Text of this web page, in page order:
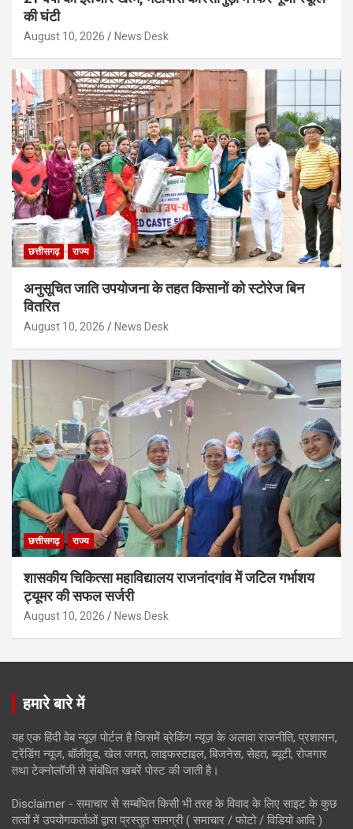
की घंटी
August 10, 2026 News Desk
छत्तीसगढ़ राज्य
अनुसूचित जाति उपयोजना के तहत किसानों को स्टोरेज बिन
वितरित
August 10, 2026 News Desk
छत्तीसगढ़ राज्य
शासकीय चिकित्सा महाविद्यालय राजनांदगांव में जटिल गर्भाशय
ट्यूमर की सफल सर्जरी
August 10, 2026 News Desk
हमारे बारे में
यह एक हिंदी वेब न्यूज़ पोर्टल है जिसमें ब्रेकिंग न्यूज़ के अलावा राजनीति, प्रशासन,
ट्रेंडिंग न्यूज, बॉलीवुड, खेल जगत, लाइफस्टाइल, बिजनेस, सेहत, ब्यूटी, रोजगार
तथा टेक्नोलॉजी से संबंधित खबरें पोस्ट की जाती है।
Disclaimer - समाचार से सम्बंधित किसी भी तरह के विवाद के लिए साइट के कुछ
तत्वों में उपयोगकर्ताओं द्वारा प्रस्तुत सामग्री ( समाचार / फोटो / विडियो आदि )